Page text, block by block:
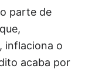
parte de
inflaciona o
acaba por